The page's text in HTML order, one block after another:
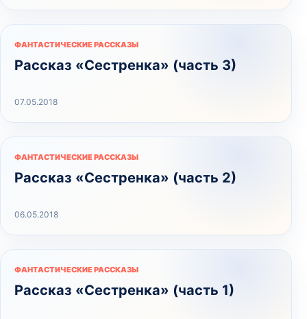
ФАНТАСТИЧЕСКИЕ РАССКАЗЫ
Рассказ «Сестренка» (часть 3)
07.05.2018
ФАНТАСТИЧЕСКИЕ РАССКАЗЫ
Рассказ «Сестренка» (часть 2)
06.05.2018
ФАНТАСТИЧЕСКИЕ РАССКАЗЫ
Рассказ «Сестренка» (часть 1)